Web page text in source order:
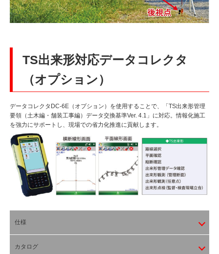
TS出来形対応データコレクタ
（オプション）
データコレクタDC-6E（オプション）を使用することで、「TS出来形管理
要領（土木編・舗装工事編）データ交換基準Ver. 4.1」に対応。情報化施工
を強力にサポートし、現場での省力化推進に貢献します。
仕様
カタログ